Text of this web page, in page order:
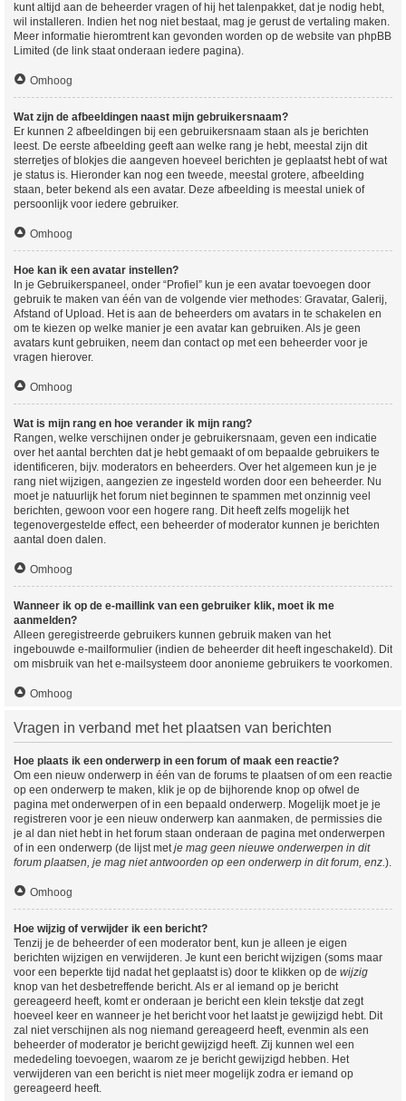
kunt altijd aan de beheerder vragen of hij het talenpakket, dat je nodig hebt,
wil installeren. Indien het nog niet bestaat, mag je gerust de vertaling maken.
Meer informatie hieromtrent kan gevonden worden op de website van phpBB
Limited (de link staat onderaan iedere pagina).
Omhoog
Wat zijn de afbeeldingen naast mijn gebruikersnaam?
Er kunnen 2 afbeeldingen bij een gebruikersnaam staan als je berichten
leest. De eerste afbeelding geeft aan welke rang je hebt, meestal zijn dit
sterretjes of blokjes die aangeven hoeveel berichten je geplaatst hebt of wat
je status is. Hieronder kan nog een tweede, meestal grotere, afbeelding
staan, beter bekend als een avatar. Deze afbeelding is meestal uniek of
persoonlijk voor iedere gebruiker.
Omhoog
Hoe kan ik een avatar instellen?
In je Gebruikerspaneel, onder “Profiel” kun je een avatar toevoegen door
gebruik te maken van één van de volgende vier methodes: Gravatar, Galerij,
Afstand of Upload. Het is aan de beheerders om avatars in te schakelen en
om te kiezen op welke manier je een avatar kan gebruiken. Als je geen
avatars kunt gebruiken, neem dan contact op met een beheerder voor je
vragen hierover.
Omhoog
Wat is mijn rang en hoe verander ik mijn rang?
Rangen, welke verschijnen onder je gebruikersnaam, geven een indicatie
over het aantal berchten dat je hebt gemaakt of om bepaalde gebruikers te
identificeren, bijv. moderators en beheerders. Over het algemeen kun je je
rang niet wijzigen, aangezien ze ingesteld worden door een beheerder. Nu
moet je natuurlijk het forum niet beginnen te spammen met onzinnig veel
berichten, gewoon voor een hogere rang. Dit heeft zelfs mogelijk het
tegenovergestelde effect, een beheerder of moderator kunnen je berichten
aantal doen dalen.
Omhoog
Wanneer ik op de e-maillink van een gebruiker klik, moet ik me
aanmelden?
Alleen geregistreerde gebruikers kunnen gebruik maken van het
ingebouwde e-mailformulier (indien de beheerder dit heeft ingeschakeld). Dit
om misbruik van het e-mailsysteem door anonieme gebruikers te voorkomen.
Omhoog
Vragen in verband met het plaatsen van berichten
Hoe plaats ik een onderwerp in een forum of maak een reactie?
Om een nieuw onderwerp in één van de forums te plaatsen of om een reactie
op een onderwerp te maken, klik je op de bijhorende knop op ofwel de
pagina met onderwerpen of in een bepaald onderwerp. Mogelijk moet je je
registreren voor je een nieuw onderwerp kan aanmaken, de permissies die
je al dan niet hebt in het forum staan onderaan de pagina met onderwerpen
of in een onderwerp (de lijst metje mag geen nieuwe onderwerpen in dit
forum plaatsen, je mag niet antwoorden op een onderwerp in dit forum, enz.).
Omhoog
Hoe wijzig of verwijder ik een bericht?
Tenzij je de beheerder of een moderator bent, kun je alleen je eigen
berichten wijzigen en verwijderen. Je kunt een bericht wijzigen (soms maar
voor een beperkte tijd nadat het geplaatst is) door te klikken op de wijzig
knop van het desbetreffende bericht. Als er al iemand op je bericht
gereageerd heeft, komt er onderaan je bericht een klein tekstje dat zegt
hoeveel keer en wanneer je het bericht voor het laatst je gewijzigd hebt. Dit
zal niet verschijnen als nog niemand gereageerd heeft, evenmin als een
beheerder of moderator je bericht gewijzigd heeft. Zij kunnen wel een
mededeling toevoegen, waarom ze je bericht gewijzigd hebben. Het
verwijderen van een bericht is niet meer mogelijk zodra er iemand op
gereageerd heeft.